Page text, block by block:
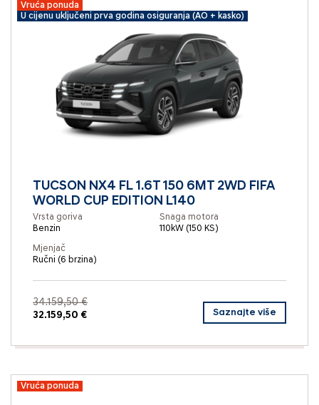
Vruća ponuda
U cijenu uključeni prva godina osiguranja (AO + kasko)
TUCSON NX4 FL 1.6T 150 6MT 2WD FIFA
WORLD CUP EDITION L140
Vrsta goriva
Benzin
Snaga motora
110kW (150 KS)
Mjenjač
Ručni (6 brzina)
34.159,50 €
32.159,50 €
Saznajte više
Vruća ponuda